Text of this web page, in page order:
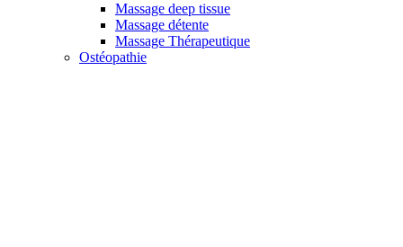
Massage deep tissue
Massage détente
Massage Thérapeutique
Ostéopathie